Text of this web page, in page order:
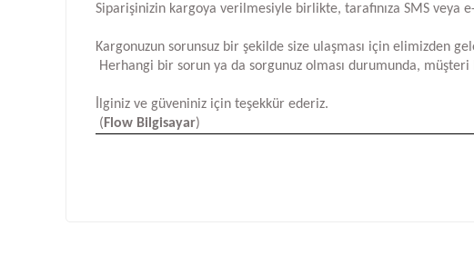
Siparişinizin kargoya verilmesiyle birlikte, tarafınıza SMS
Kargonuzun sorunsuz bir şekilde size ulaşması için elimizden
Herhangi bir sorun ya da sorgunuz olması durumunda,
İlginiz ve güveniniz için teşekkür ederiz.
( Flow Bilgisayar)